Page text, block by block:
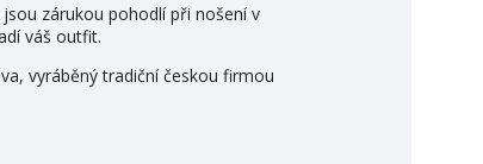
zárukou pohodlí při nošení v
váš outfit.
vyráběný tradiční českou firmou